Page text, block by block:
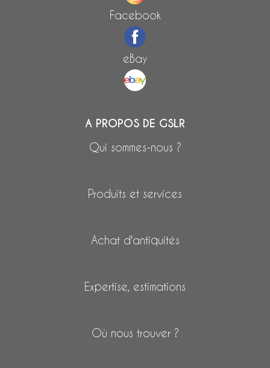
Facebook
eBay
A PROPOS DE GSLR
Qui sommes-nous ?
Produits et services
Achat d'antiquités
Expertise, estimations
Où nous trouver ?